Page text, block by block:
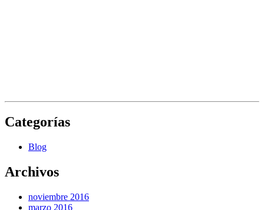
Categorías
Blog
Archivos
noviembre 2016
marzo 2016